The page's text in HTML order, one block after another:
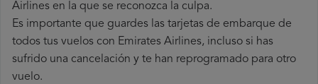
Airlines en la que se reconozca la culpa.
Es importante que guardes las tarjetas de embarque de
todos tus vuelos con Emirates Airlines, incluso si has
sufrido una cancelación y te han reprogramado para otro
vuelo.